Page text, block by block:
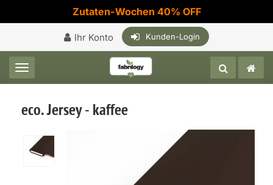
Zutaten-Wochen 40% OFF
Ihr Konto Kunden-Login
Toggle navigation
eco. Jersey - kaffee